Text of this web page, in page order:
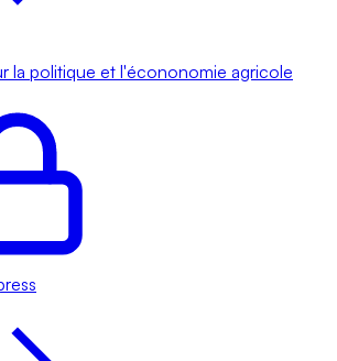
la politique et l'écononomie agricole